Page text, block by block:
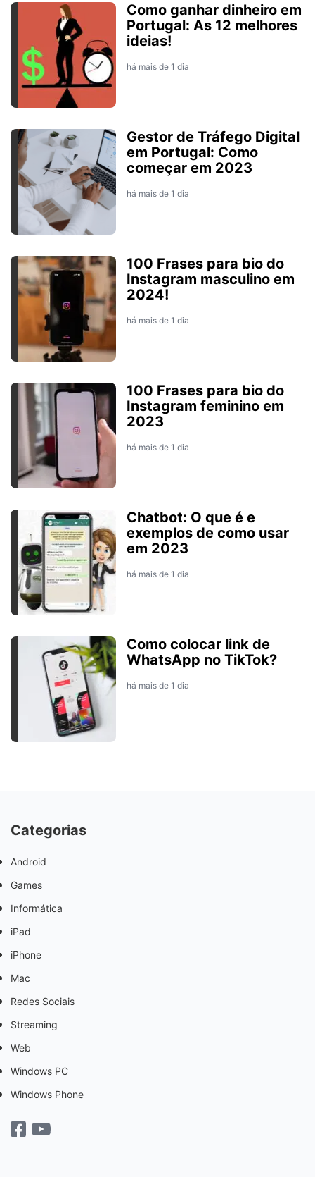
Como ganhar dinheiro em
Portugal: As 12 melhores
ideias!
há mais de 1 dia
Gestor de Tráfego Digital
em Portugal: Como
começar em 2023
há mais de 1 dia
100 Frases para bio do
Instagram masculino em
2024!
há mais de 1 dia
100 Frases para bio do
Instagram feminino em
2023
há mais de 1 dia
Chatbot: O que é e
exemplos de como usar
em 2023
há mais de 1 dia
Como colocar link de
WhatsApp no TikTok?
há mais de 1 dia
Categorias
Android
Games
Informática
iPad
iPhone
Mac
Redes Sociais
Streaming
Web
Windows PC
Windows Phone